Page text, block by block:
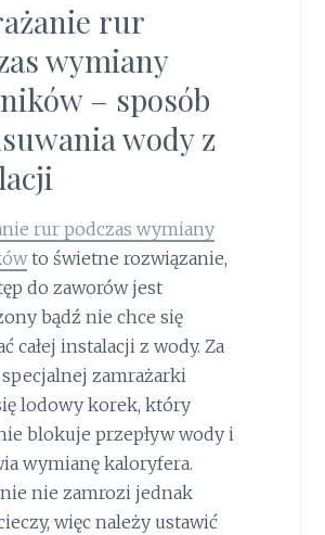
rur
wymiany
– sposób
wody z
rur podczas wymiany
to świetne rozwiązanie,
do zaworów jest
bądź nie chce się
całej instalacji z wody. Za
zamrażarki
lodowy korek, który
blokuje przepływ wody i
wymianę kaloryfera.
nie zamrozi jednak
więc należy ustawić